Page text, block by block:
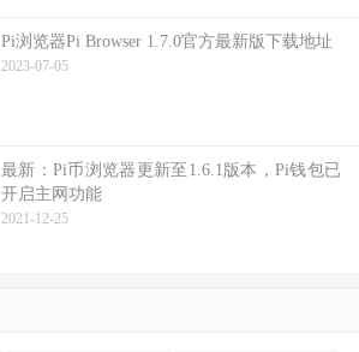
Pi浏览器Pi Browser 1.7.0官方最新版下载地址
2023-07-05
最新：Pi币浏览器更新至1.6.1版本，Pi钱包已
开启主网功能
2021-12-25